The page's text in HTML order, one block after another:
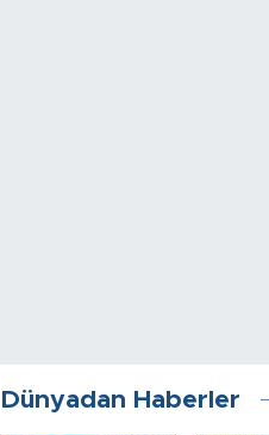
Dünyadan Haberler